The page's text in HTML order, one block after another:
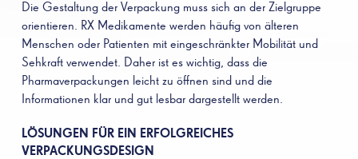
Die Gestaltung der Verpackung muss sich an der Zielgruppe
orientieren. RX Medikamente werden häufig von älteren
Menschen oder Patienten mit eingeschränkter Mobilität und
Sehkraft verwendet. Daher ist es wichtig, dass die
Pharmaverpackungen leicht zu öffnen sind und die
Informationen klar und gut lesbar dargestellt werden.
LÖSUNGEN FÜR EIN ERFOLGREICHES
VERPACKUNGSDESIGN